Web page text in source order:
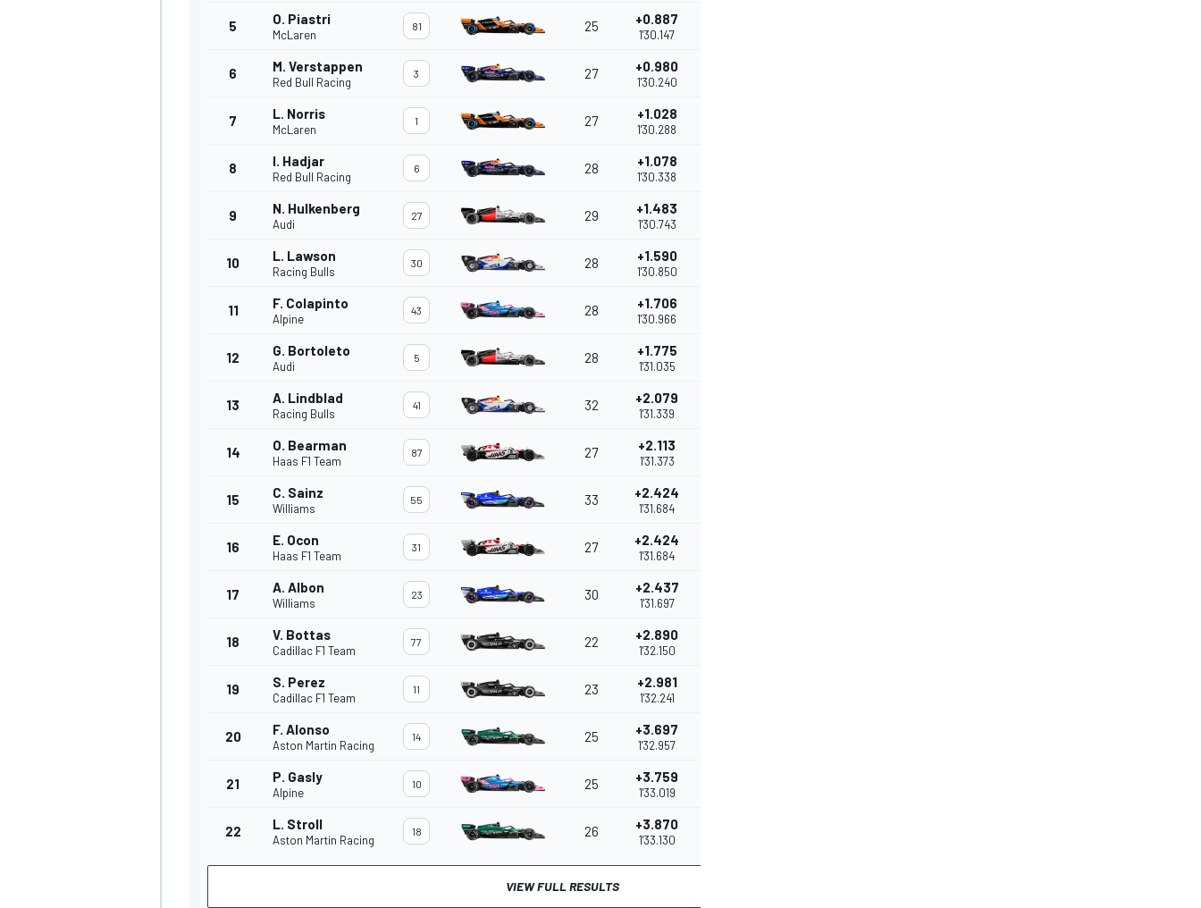
5 O. Piastri
McLaren
81 25 +0.887
1'30.147
6 M. Verstappen
Red Bull Racing
3 27 +0.980
1'30.240
7 L. Norris
McLaren
1 27 +1.028
1'30.288
8 I. Hadjar
Red Bull Racing
6 28 +1.078
1'30.338
9 N. Hulkenberg
Audi
27 29 +1.483
1'30.743
10 L. Lawson
Racing Bulls
30 28 +1.590
1'30.850
11 F. Colapinto
Alpine
43 28 +1.706
1'30.966
12 G. Bortoleto
Audi
5 28 +1.775
1'31.035
13 A. Lindblad
Racing Bulls
41 32 +2.079
1'31.339
14 O. Bearman
Haas F1 Team
87 27 +2.113
1'31.373
15 C. Sainz
Williams
55 33 +2.424
1'31.684
16 E. Ocon
Haas F1 Team
31 27 +2.424
1'31.684
17 A. Albon
Williams
23 30 +2.437
1'31.697
18 V. Bottas
Cadillac F1 Team
77 22 +2.890
1'32.150
19 S. Perez
Cadillac F1 Team
11 23 +2.981
1'32.241
20 F. Alonso
Aston Martin Racing
14 25 +3.697
1'32.957
21 P. Gasly
Alpine
10 25 +3.759
1'33.019
22 L. Stroll
Aston Martin Racing
18 26 +3.870
1'33.130
VIEW FULL RESULTS